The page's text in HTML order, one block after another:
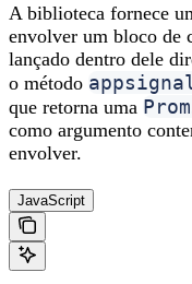
A biblioteca fornece
envolver um bloco de
lançado dentro dele
o método
que retorna uma
como argumento
envolver.
JavaScript